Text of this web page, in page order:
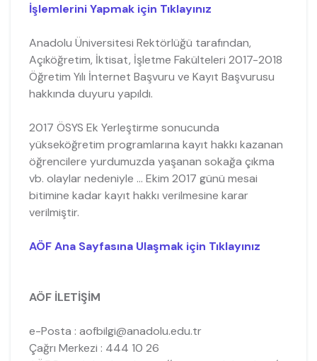
İşlemlerini Yapmak için Tıklayınız
Anadolu Üniversitesi Rektörlüğü tarafından,
Açıköğretim, İktisat, İşletme Fakülteleri 2017-2018
Öğretim Yılı İnternet Başvuru ve Kayıt Başvurusu
hakkında duyuru yapıldı.
2017 ÖSYS Ek Yerleştirme sonucunda
yükseköğretim programlarına kayıt hakkı kazanan
öğrencilere yurdumuzda yaşanan sokağa çıkma
vb. olaylar nedeniyle ... Ekim 2017 günü mesai
bitimine kadar kayıt hakkı verilmesine karar
verilmiştir.
AÖF Ana Sayfasına Ulaşmak için Tıklayınız
AÖF İLETİŞİM
e-Posta : aofbilgi@anadolu.edu.tr
Çağrı Merkezi : 444 10 26